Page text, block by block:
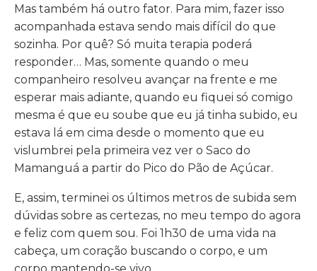
Mas também há outro fator. Para mim, fazer isso
acompanhada estava sendo mais difícil do que
sozinha. Por quê? Só muita terapia poderá
responder… Mas, somente quando o meu
companheiro resolveu avançar na frente e me
esperar mais adiante, quando eu fiquei só comigo
mesma é que eu soube que eu já tinha subido, eu
estava lá em cima desde o momento que eu
vislumbrei pela primeira vez ver o Saco do
Mamanguá a partir do Pico do Pão de Açúcar.
E, assim, terminei os últimos metros de subida sem
dúvidas sobre as certezas, no meu tempo do agora
e feliz com quem sou. Foi 1h30 de uma vida na
cabeça, um coração buscando o corpo, e um